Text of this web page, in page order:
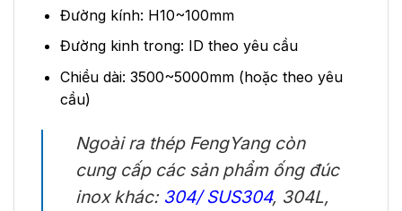
Đường kính: H10~100mm
Đường kinh trong: ID theo yêu cầu
Chiều dài: 3500~5000mm (hoặc theo yêu
cầu)
Ngoài ra thép FengYang còn
cung cấp các sản phẩm ống đúc
inox khác: 304/ SUS304, 304L,